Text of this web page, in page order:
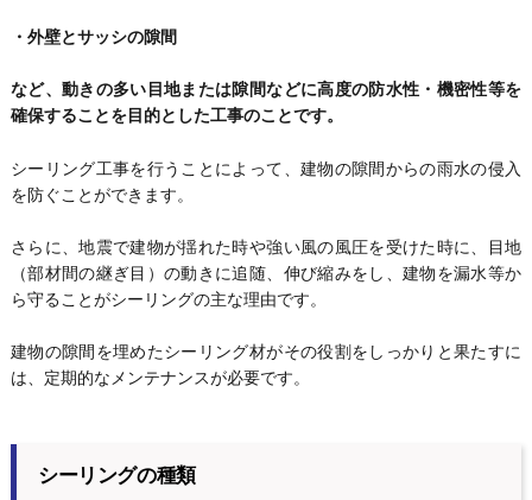
・外壁とサッシの隙間
など、動きの多い目地または隙間などに高度の防水性・機密性等を
確保することを目的とした工事のことです。
シーリング工事を行うことによって、建物の隙間からの雨水の侵入
を防ぐことができます。
さらに、地震で建物が揺れた時や強い風の風圧を受けた時に、目地
（部材間の継ぎ目）の動きに追随、伸び縮みをし、建物を漏水等か
ら守ることがシーリングの主な理由です。
建物の隙間を埋めたシーリング材がその役割をしっかりと果たすに
は、定期的なメンテナンスが必要です。
シーリングの種類